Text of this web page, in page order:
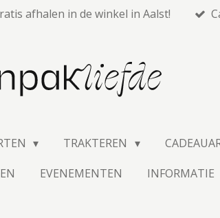
afhalen in de winkel in Aalst!
TRAKTEREN
EVENEMENTEN INFORMATIE